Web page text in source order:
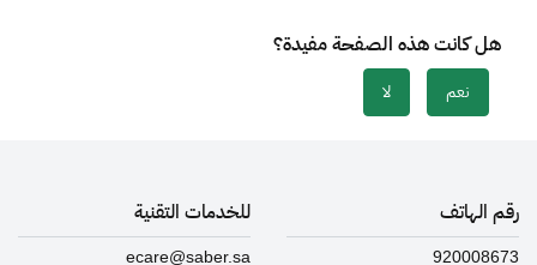
هل كانت هذه الصفحة مفيدة؟
نعم لا
رقم الهاتف
920008673
للخدمات التقنية
ecare@saber.sa